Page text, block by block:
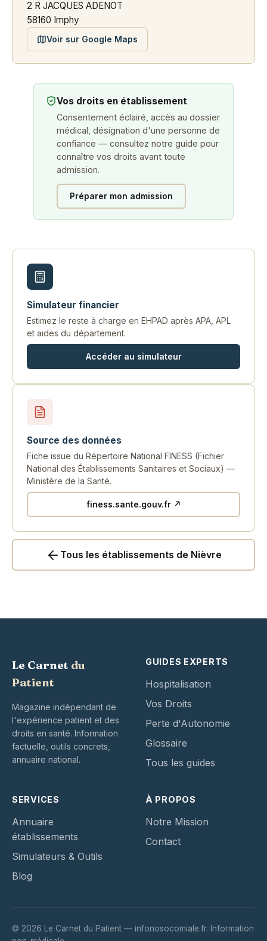
2 R JACQUES ADENOT
58160 Imphy
Voir sur Google Maps
Vos droits en établissement
Consentement éclairé, accès au dossier
médical, désignation d'une personne de
confiance — consultez notre guide pour
connaître vos droits avant toute
admission.
Préparer mon admission
Simulateur financier
Estimez le reste à charge en EHPAD après APA, APL
et aides du département.
Accéder au simulateur
Source des données
Fiche issue du Répertoire National FINESS (Fichier
National des Établissements Sanitaires et Sociaux) —
Ministère de la Santé.
finess.sante.gouv.fr ↗
Tous les établissements de Nièvre
Le Carnet du
Patient
Magazine indépendant de
l'expérience patient et des
droits en santé. Information
factuelle, outils concrets,
annuaire national.
GUIDES EXPERTS
Hospitalisation
Vos Droits
Perte d'Autonomie
Glossaire
Tous les guides
SERVICES
Annuaire
établissements
Simulateurs & Outils
Blog
À PROPOS
Notre Mission
Contact
© 2026 Le Carnet du Patient — infonosocomiale.fr. Information